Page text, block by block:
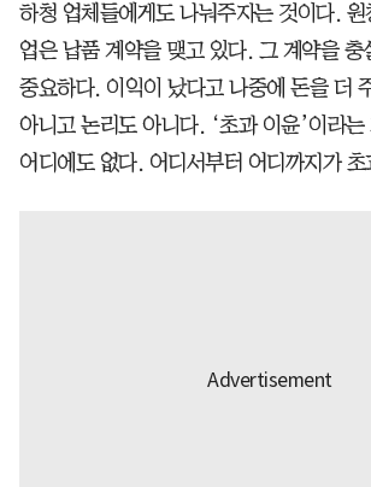
하청 업체들에게도 나눠주자는 것이다. 원
업은 납품 계약을 맺고 있다. 그 계약을 충
중요하다. 이익이 났다고 나중에 돈을 더
아니고 논리도 아니다. ‘초과 이윤’이라는
어디에도 없다. 어디서부터 어디까지가 초